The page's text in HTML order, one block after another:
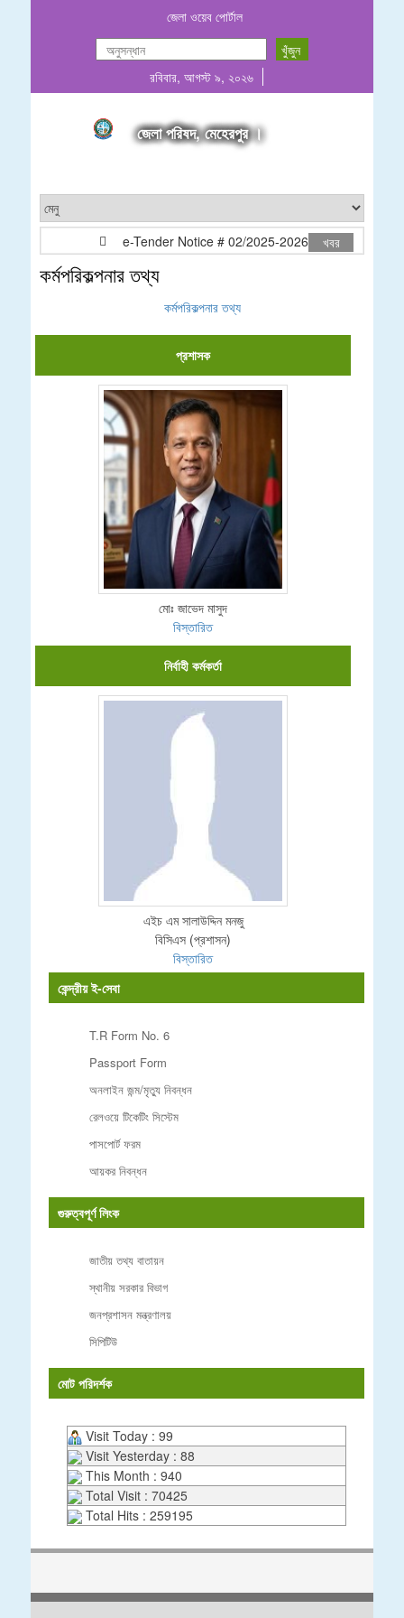
জেলা ওয়েব পোর্টাল
রবিবার, আগস্ট ৯, ২০২৬
জেলা পরিষদ, মেহেরপুর ।
e-Tender Notice # 02/2025-2026 খবর
কর্মপরিকল্পনার তথ্য
কর্মপরিকল্পনার তথ্য
প্রশাসক
মোঃ জাভেদ মাসুদ
বিস্তারিত
নির্বাহী কর্মকর্তা
এইচ এম সালাউদ্দিন মনজু
বিসিএস (প্রশাসন)
বিস্তারিত
কেন্দ্রীয় ই-সেবা
T.R Form No. 6
Passport Form
অনলাইন জন্ম/মৃত্যু নিবন্ধন
রেলওয়ে টিকেটিং সিস্টেম
পাসপোর্ট ফরম
আয়কর নিবন্ধন
গুরুত্বপূর্ণ লিংক
জাতীয় তথ্য বাতায়ন
স্থানীয় সরকার বিভাগ
জনপ্রশাসন মন্ত্রণালয়
সিপিটিউ
মোট পরিদর্শক
Visit Today : 99
Visit Yesterday : 88
This Month : 940
Total Visit : 70425
Total Hits : 259195